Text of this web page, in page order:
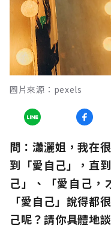
圖片來源：pexels
問：瀟灑姐，我在
到「愛自己」，直
己」、「愛自己，
「愛自己」說得都
己呢？請你具體地